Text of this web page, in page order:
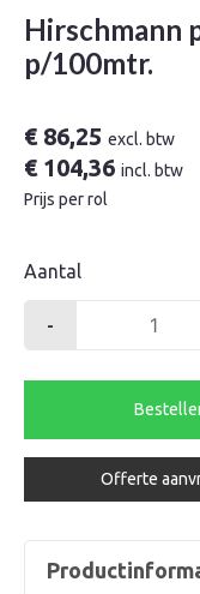
Hirschmann
p/100mtr.
€86,25 excl. btw
€104,36 incl. btw
Prijs per rol
Aantal
-
cat6
p/100mtr.
aantal
Offerte